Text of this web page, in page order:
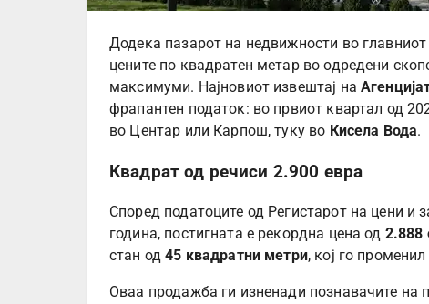
Додека пазарот на недвижности во
цените по квадратен метар во одредени
максимуми. Најновиот извештај на
фрапантен податок: во првиот квартал од
во Центар или Карпош, туку во Кисела Вода.
Квадрат од речиси 2.900 евра
Според податоците од Регистарот на цени и
година, постигната е рекордна цена од 2.888
стан од45 квадратни метри, кој го
Оваа продажба ги изненади познавачите на